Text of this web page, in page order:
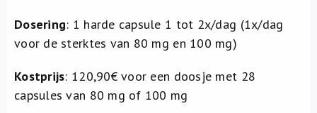
Dosering: 1 harde capsule 1 tot 2x/dag (1x/dag
voor de sterktes van 80 mg en 100 mg)
Kostprijs: 120,90€ voor een doosje met 28
capsules van 80 mg of 100 mg